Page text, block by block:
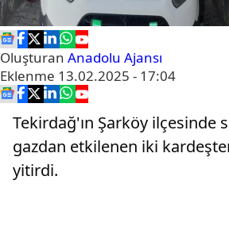
Oluşturan Anadolu Ajansı
Eklenme 13.02.2025 - 17:04
Tekirdağ'ın Şarköy ilçesinde
gazdan etkilenen iki
yitirdi.